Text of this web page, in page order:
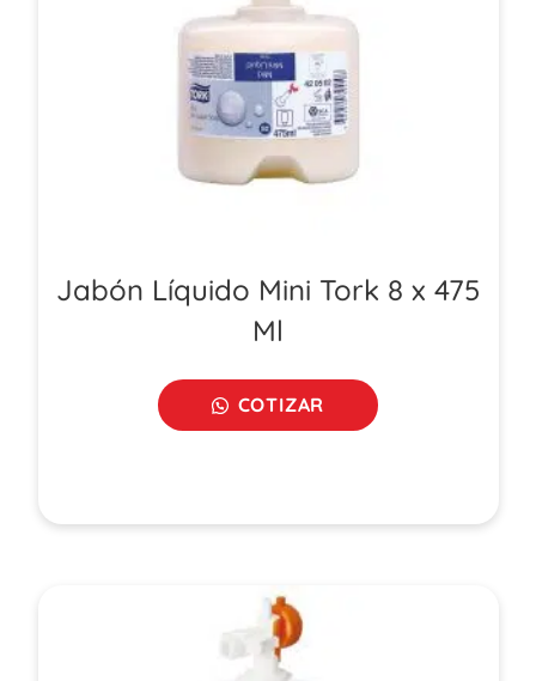
Jabón Líquido Mini Tork 8 x 475
Ml
COTIZAR